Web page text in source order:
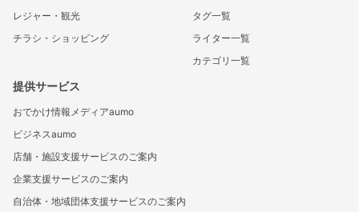
レジャー・観光
チラシ・ショッピング
タグ一覧
ライター一覧
カテゴリ一覧
提供サービス
おでかけ情報メディアaumo
ビジネスaumo
店舗・施設支援サービスのご案内
企業支援サービスのご案内
自治体・地域団体支援サービスのご案内